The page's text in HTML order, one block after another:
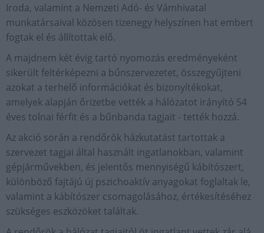
Iroda, valamint a Nemzeti Adó- és Vámhivatal
munkatársaival közösen tizenegy helyszínen hat embert
fogtak el és állítottak elő.
A majdnem két évig tartó nyomozás eredményeként
sikerült feltérképezni a bűnszervezetet, összegyűjteni
azokat a terhelő információkat és bizonyítékokat,
amelyek alapján őrizetbe vették a hálózatot irányító 54
éves tolnai férfit és a bűnbanda tagjait - tették hozzá.
Az akció során a rendőrök házkutatást tartottak a
szervezet tagjai által használt ingatlanokban, valamint
gépjárművekben, és jelentős mennyiségű kábítószert,
különböző fajtájú új pszichoaktív anyagokat foglaltak le,
valamint a kábítószer csomagolásához, értékesítéséhez
szükséges eszközöket találtak.